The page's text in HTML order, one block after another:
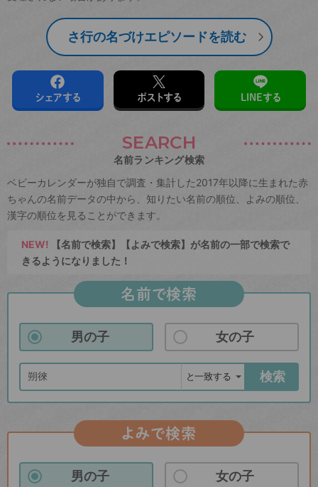
さ行の名づけエピソードを読む
シェアする ポストする LINEする
SEARCH
名前ランキング検索
ベビーカレンダーが独自で調査・集計した2017年以降に生まれた赤
ちゃんの名前データの中から、知りたい名前の順位、よみの順位、
漢字の順位を見ることができます。
NEW! 【名前で検索】【よみで検索】が名前の一部で検索で
きるようになりました！
名前で検索
男の子 女の子
検索
よみで検索
男の子 女の子